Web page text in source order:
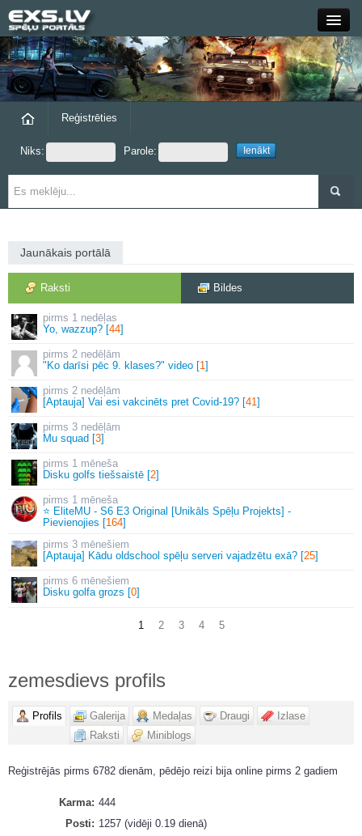
Close
Forums
Grupas
Reģistrēties
Niks: Parole:
Jaunākais portālā
Raksti Bildes
1 nedēļas
Yo, wazzup? [44]
2 nedēļām
"Ko darīsi pēc 9. klases?" video [1]
2 nedēļām
[Aptauja] Vai esi vakcinēts pret Covid-19? [41]
3 nedēļām
Mu squad [3]
1 mēneša
Disku golfs tiešsaistē [2]
1 mēneša
⭐ EliteMU - S6 E3 Original [Unikāls Spēļu Projekts] -
Pievienojies [164]
3 mēnešiem
[Aptauja] Kādu oldschool spēļu serveri vajadzētu exā? [25]
6 mēnešiem
Disku golfa grozs [0]
1 2 3 4 5
zemesdievs profils
Profils Galerija Medaļas Draugi
Izlase
Raksti
Miniblogs
Reģistrējās pirms 6782 dienām, pēdējo reizi bija online pirms 2 gadiem
Karma
444
Posti
1257 (vidēji 0.19 dienā)